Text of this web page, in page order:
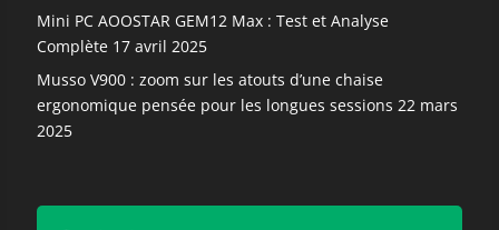
Mini PC AOOSTAR GEM12 Max : Test et Analyse
Complète 17 avril 2025
Musso V900 : zoom sur les atouts d’une chaise
ergonomique pensée pour les longues sessions 22 mars
2025